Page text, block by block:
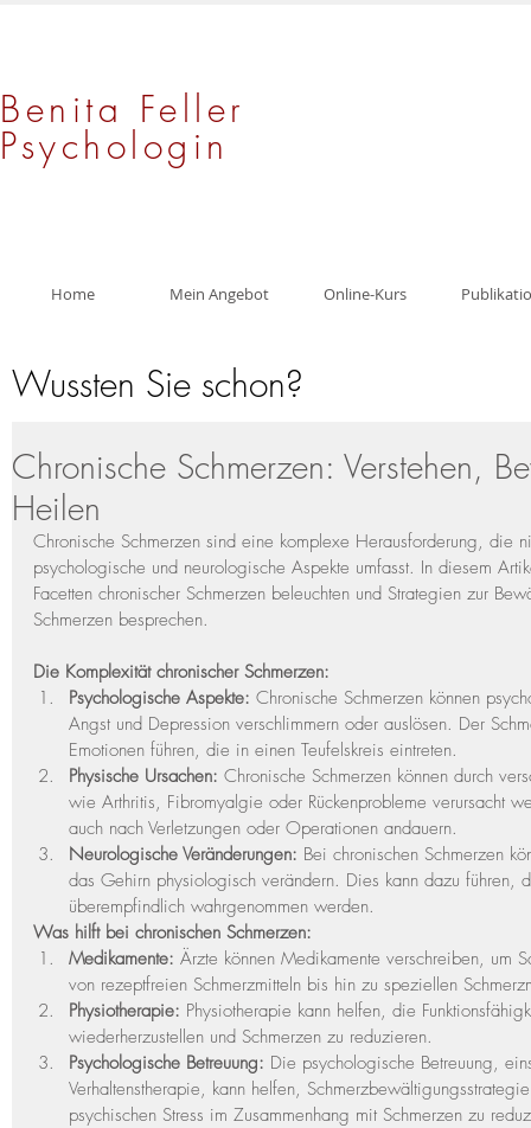
Benita Feller
Psychologin
Home Mein Angebot Online-Kurs
Wussten Sie schon?
Chronische Schmerzen: Verstehen,
Heilen
Chronische Schmerzen sind eine komplexe Herausforderung, die
psychologische und neurologische Aspekte umfasst. In diesem
Facetten chronischer Schmerzen beleuchten und Strategien zur
Schmerzen besprechen.
Die Komplexität chronischer Schmerzen:
Psychologische Aspekte: Chronische Schmerzen können
Angst und Depression verschlimmern oder auslösen. Der
Emotionen führen, die in einen Teufelskreis eintreten.
Physische Ursachen: Chronische Schmerzen können durch
wie Arthritis, Fibromyalgie oder Rückenprobleme verursacht
auch nach Verletzungen oder Operationen andauern.
Neurologische Veränderungen: Bei chronischen Schmerzen
das Gehirn physiologisch verändern. Dies kann dazu führen,
überempfindlich wahrgenommen werden.
Was hilft bei chronischen Schmerzen:
Medikamente: Ärzte können Medikamente verschreiben, um
von rezeptfreien Schmerzmitteln bis hin zu speziellen
Physiotherapie: Physiotherapie kann helfen, die
wiederherzustellen und Schmerzen zu reduzieren.
Psychologische Betreuung: Die psychologische Betreuung,
Verhaltenstherapie, kann helfen,
psychischen Stress im Zusammenhang mit Schmerzen zu